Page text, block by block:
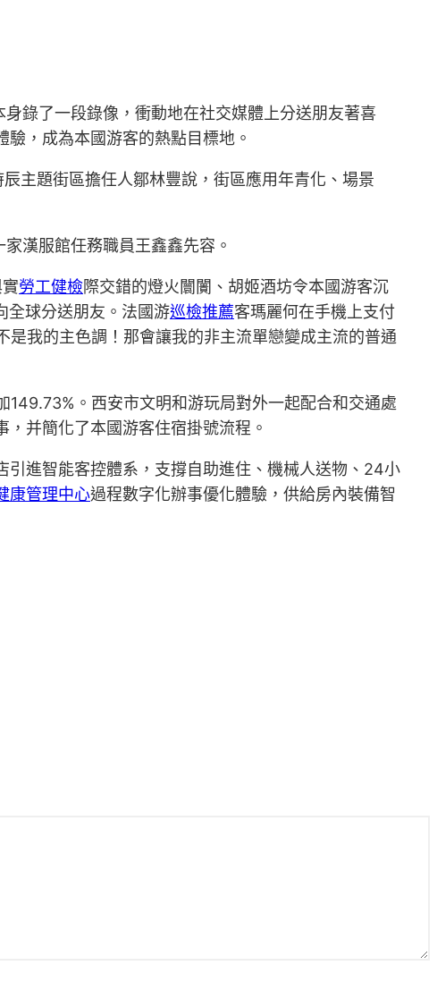
錄了一段錄像，衝動地在社交媒體上分送朋友著喜
驗，成為本國游客的熱點目標地。
主題街區擔任人鄒林豐說，街區應用年青化、場景
漢服館任務職員王鑫鑫先容。
勞工健檢際交錯的燈火闤闠、胡姬酒坊令本國游客沉
全球分送朋友。法國游巡檢推薦客瑪麗何在手機上支付
是我的主色調！那會讓我的非主流單戀變成主流的普通
149.73%。西安市文明和游玩局對外一起配合和交通處
并簡化了本國游客住宿掛號流程。
進智能客控體系，支撐自助進住、機械人送物、24小
康管理中心過程數字化辦事優化體驗，供給房內裝備智